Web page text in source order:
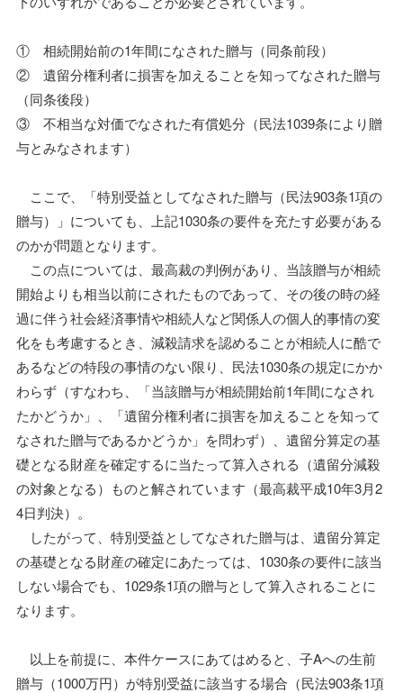
① 相続開始前の1年間になされた贈与（同条前段）
② 遺留分権利者に損害を加えることを知ってなされた贈与
（同条後段）
③ 不相当な対価でなされた有償処分（民法1039条により贈
与とみなされます）
ここで、「特別受益としてなされた贈与（民法903条1項の
贈与）」についても、上記1030条の要件を充たす必要がある
のかが問題となります。
この点については、最高裁の判例があり、当該贈与が相続
開始よりも相当以前にされたものであって、その後の時の経
過に伴う社会経済事情や相続人など関係人の個人的事情の変
化をも考慮するとき、減殺請求を認めることが相続人に酷で
あるなどの特段の事情のない限り、民法1030条の規定にかか
わらず（すなわち、「当該贈与が相続開始前1年間になされ
たかどうか」、「遺留分権利者に損害を加えることを知って
なされた贈与であるかどうか」を問わず）、遺留分算定の基
礎となる財産を確定するに当たって算入される（遺留分減殺
の対象となる）ものと解されています（最高裁平成10年3月2
4日判決）。
したがって、特別受益としてなされた贈与は、遺留分算定
の基礎となる財産の確定にあたっては、1030条の要件に該当
しない場合でも、1029条1項の贈与として算入されることに
なります。
以上を前提に、本件ケースにあてはめると、子Aへの生前
贈与（1000万円）が特別受益に該当する場合（民法903条1項